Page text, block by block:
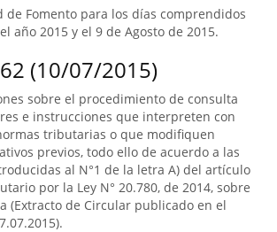
de Fomento para los días comprendidos
año 2015 y el 9 de Agosto de 2015.
(10/07/2015)
sobre el procedimiento de consulta
e instrucciones que interpreten con
tributarias o que modifiquen
previos, todo ello de acuerdo a las
al N°1 de la letra A) del artículo
por la Ley N° 20.780, de 2014, sobre
(Extracto de Circular publicado en el